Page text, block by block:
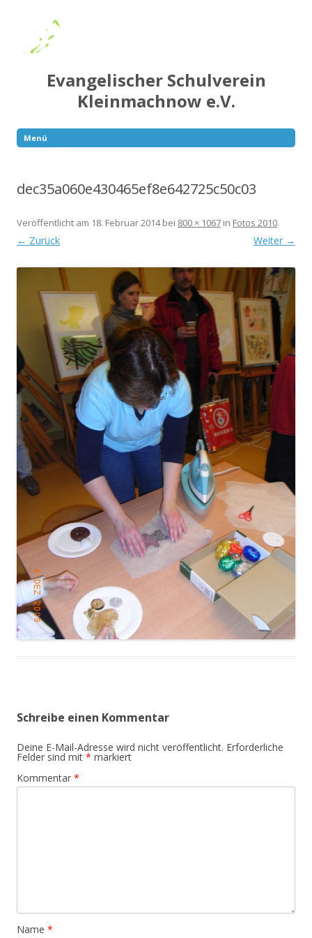
Evangelischer Schulverein
Kleinmachnow e.V.
Menü
dec35a060e430465ef8e642725c50c03
Veröffentlicht am 18. Februar 2014bei 800 × 1067 in Fotos 2010.
← Zurück Weiter →
Schreibe einen Kommentar
Deine E-Mail-Adresse wird nicht veröffentlicht. Erforderliche
Felder sind mit * markiert
Kommentar *
Name *